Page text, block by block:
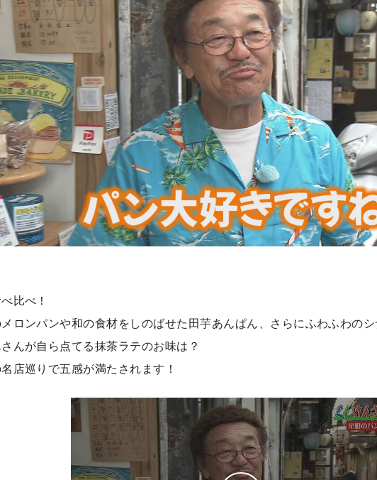
比べ！
ロンパンや和の食材をしのばせた田芋あんぱん、さらにふわふわのシ
んが自ら点てる抹茶ラテのお味は？
店巡りで五感が満たされます！